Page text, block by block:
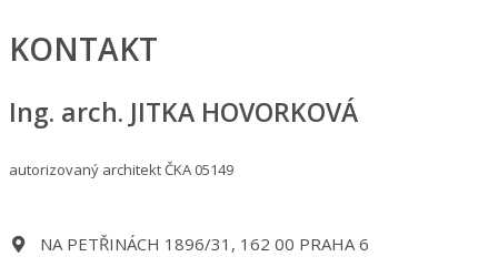
KONTAKT
Ing. arch. JITKA HOVORKOVÁ
autorizovaný architekt ČKA 05149
NA PETŘINÁCH 1896/31, 162 00 PRAHA 6